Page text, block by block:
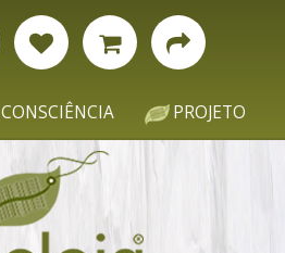
CONSCIÊNCIA PROJETO